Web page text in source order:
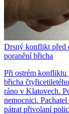
Drsný konflikt před
poranění břicha
Při ostrém konfliktu
břicha
ráno v Klatovech.
nemocnici.
pátrat přivolaní